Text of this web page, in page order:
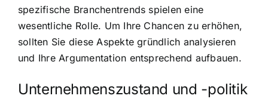
spezifische Branchentrends spielen eine
wesentliche Rolle. Um Ihre Chancen zu erhöhen,
sollten Sie diese Aspekte gründlich analysieren
und Ihre Argumentation entsprechend aufbauen.
Unternehmenszustand und -politik